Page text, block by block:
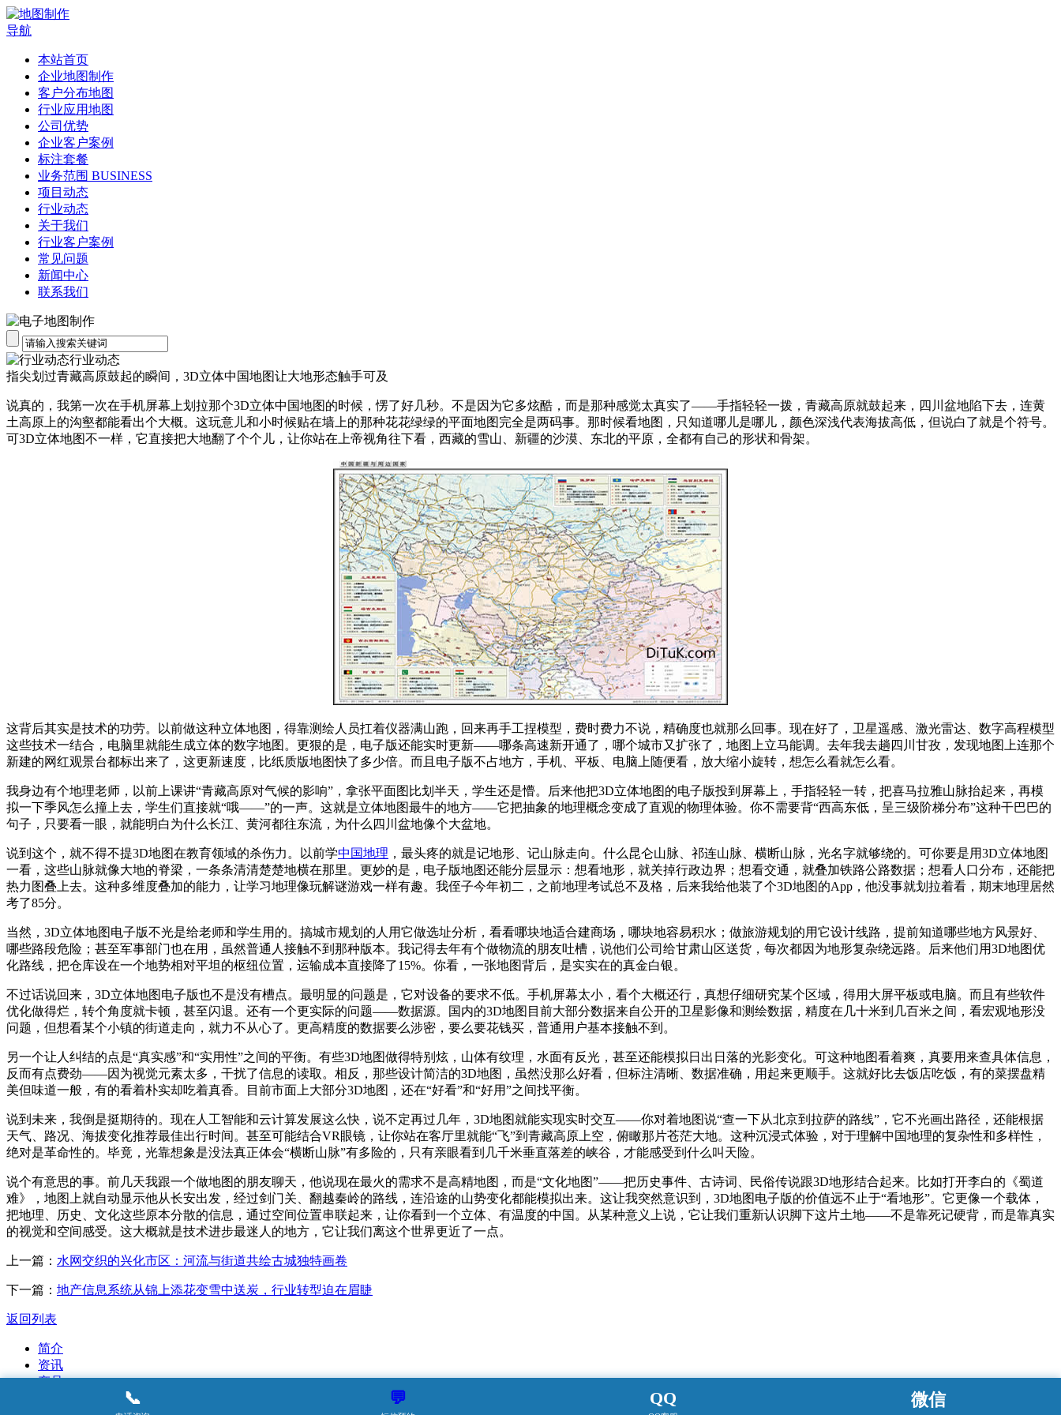
导航
本站首页
企业地图制作
客户分布地图
行业应用地图
公司优势
企业客户案例
标注套餐
业务范围 BUSINESS
项目动态
行业动态
关于我们
行业客户案例
常见问题
新闻中心
联系我们
行业动态
指尖划过青藏高原鼓起的瞬间，3D立体中国地图让大地形态触手可及
说真的，我第一次在手机屏幕上划拉那个3D立体中国地图的时候，愣了好几秒。不是因为它多炫酷，而是那种感觉太真实了——手指轻轻一拨，青藏高原就鼓起来，四川盆地陷下去，连黄
土高原上的沟壑都能看出个大概。这玩意儿和小时候贴在墙上的那种花花绿绿的平面地图完全是两码事。那时候看地图，只知道哪儿是哪儿，颜色深浅代表海拔高低，但说白了就是个符号。
可3D立体地图不一样，它直接把大地翻了个个儿，让你站在上帝视角往下看，西藏的雪山、新疆的沙漠、东北的平原，全都有自己的形状和骨架。
这背后其实是技术的功劳。以前做这种立体地图，得靠测绘人员扛着仪器满山跑，回来再手工捏模型，费时费力不说，精确度也就那么回事。现在好了，卫星遥感、激光雷达、数字高程模型
这些技术一结合，电脑里就能生成立体的数字地图。更狠的是，电子版还能实时更新——哪条高速新开通了，哪个城市又扩张了，地图上立马能调。去年我去趟四川甘孜，发现地图上连那个
新建的网红观景台都标出来了，这更新速度，比纸质版地图快了多少倍。而且电子版不占地方，手机、平板、电脑上随便看，放大缩小旋转，想怎么看就怎么看。
我身边有个地理老师，以前上课讲“青藏高原对气候的影响”，拿张平面图比划半天，学生还是懵。后来他把3D立体地图的电子版投到屏幕上，手指轻轻一转，把喜马拉雅山脉抬起来，再模
拟一下季风怎么撞上去，学生们直接就“哦——”的一声。这就是立体地图最牛的地方——它把抽象的地理概念变成了直观的物理体验。你不需要背“西高东低，呈三级阶梯分布”这种干巴巴的
句子，只要看一眼，就能明白为什么长江、黄河都往东流，为什么四川盆地像个大盆地。
说到这个，就不得不提3D地图在教育领域的杀伤力。以前学中国地理 ，最头疼的就是记地形、记山脉走向。什么昆仑山脉、祁连山脉、横断山脉，光名字就够绕的。可你要是用3D立体地图
一看，这些山脉就像大地的脊梁，一条条清清楚楚地横在那里。更妙的是，电子版地图还能分层显示：想看地形，就关掉行政边界；想看交通，就叠加铁路公路数据；想看人口分布，还能把
热力图叠上去。这种多维度叠加的能力，让学习地理像玩解谜游戏一样有趣。我侄子今年初二，之前地理考试总不及格，后来我给他装了个3D地图的App，他没事就划拉着看，期末地理居然
考了85分。
当然，3D立体地图电子版不光是给老师和学生用的。搞城市规划的人用它做选址分析，看看哪块地适合建商场，哪块地容易积水；做旅游规划的用它设计线路，提前知道哪些地方风景好、
哪些路段危险；甚至军事部门也在用，虽然普通人接触不到那种版本。我记得去年有个做物流的朋友吐槽，说他们公司给甘肃山区送货，每次都因为地形复杂绕远路。后来他们用3D地图优
化路线，把仓库设在一个地势相对平坦的枢纽位置，运输成本直接降了15%。你看，一张地图背后，是实实在的真金白银。
不过话说回来，3D立体地图电子版也不是没有槽点。最明显的问题是，它对设备的要求不低。手机屏幕太小，看个大概还行，真想仔细研究某个区域，得用大屏平板或电脑。而且有些软件
优化做得烂，转个角度就卡顿，甚至闪退。还有一个更实际的问题——数据源。国内的3D地图目前大部分数据来自公开的卫星影像和测绘数据，精度在几十米到几百米之间，看宏观地形没
问题，但想看某个小镇的街道走向，就力不从心了。更高精度的数据要么涉密，要么要花钱买，普通用户基本接触不到。
另一个让人纠结的点是“真实感”和“实用性”之间的平衡。有些3D地图做得特别炫，山体有纹理，水面有反光，甚至还能模拟日出日落的光影变化。可这种地图看着爽，真要用来查具体信息，
反而有点费劲——因为视觉元素太多，干扰了信息的读取。相反，那些设计简洁的3D地图，虽然没那么好看，但标注清晰、数据准确，用起来更顺手。这就好比去饭店吃饭，有的菜摆盘精
美但味道一般，有的看着朴实却吃着真香。目前市面上大部分3D地图，还在“好看”和“好用”之间找平衡。
说到未来，我倒是挺期待的。现在人工智能和云计算发展这么快，说不定再过几年，3D地图就能实现实时交互——你对着地图说“查一下从北京到拉萨的路线”，它不光画出路径，还能根据
天气、路况、海拔变化推荐最佳出行时间。甚至可能结合VR眼镜，让你站在客厅里就能“飞”到青藏高原上空，俯瞰那片苍茫大地。这种沉浸式体验，对于理解中国地理的复杂性和多样性，
绝对是革命性的。毕竟，光靠想象是没法真正体会“横断山脉”有多险的，只有亲眼看到几千米垂直落差的峡谷，才能感受到什么叫天险。
说个有意思的事。前几天我跟一个做地图的朋友聊天，他说现在最火的需求不是高精地图，而是“文化地图”——把历史事件、古诗词、民俗传说跟3D地形结合起来。比如打开李白的《蜀道
难》，地图上就自动显示他从长安出发，经过剑门关、翻越秦岭的路线，连沿途的山势变化都能模拟出来。这让我突然意识到，3D地图电子版的价值远不止于“看地形”。它更像一个载体，
把地理、历史、文化这些原本分散的信息，通过空间位置串联起来，让你看到一个立体、有温度的中国。从某种意义上说，它让我们重新认识脚下这片土地——不是靠死记硬背，而是靠真实
的视觉和空间感受。这大概就是技术进步最迷人的地方，它让我们离这个世界更近了一点。
上一篇： 水网交织的兴化市区：河流与街道共绘古城独特画卷
下一篇： 地产信息系统从锦上添花变雪中送炭，行业转型迫在眉睫
返回列表
📞 💬 QQ 微信
简介
资讯
产品